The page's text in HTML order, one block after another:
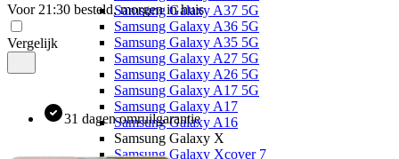
Samsung Galaxy A37 5G
Samsung Galaxy A36 5G
Samsung Galaxy A35 5G
Samsung Galaxy A27 5G
Samsung Galaxy A26 5G
Samsung Galaxy A17 5G
Samsung Galaxy A17
Samsung Galaxy A16
Samsung Galaxy X
Samsung Galaxy Xcover 7
Voor 21:30 besteld, morgen in huis
Vergelijk
31 dagen omruilgarantie